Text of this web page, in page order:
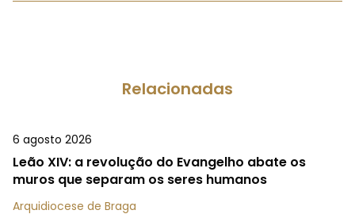
Relacionadas
6 agosto 2026
Leão XIV: a revolução do Evangelho abate os
muros que separam os seres humanos
Arquidiocese de Braga